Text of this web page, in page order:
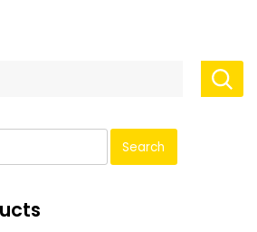
Search